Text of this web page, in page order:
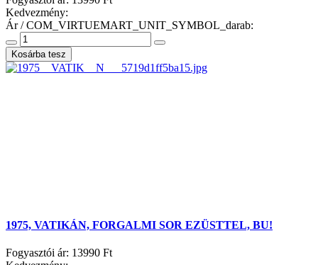
Kedvezmény:
Ár / COM_VIRTUEMART_UNIT_SYMBOL_darab:
1975, VATIKÁN, FORGALMI SOR EZÜSTTEL, BU!
Fogyasztói ár: 13990 Ft